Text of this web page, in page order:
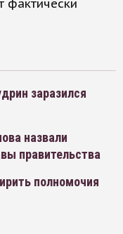
фактически
заразился
назвали
правительства
полномочия